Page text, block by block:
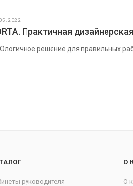
Практичная
решение для правильных
руководителя
О
О